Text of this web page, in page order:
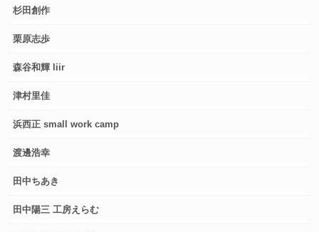
杉田創作
栗原志歩
森谷和輝 liir
津村里佳
浜西正 small work camp
渡邊浩幸
田中ちあき
田中陽三 工房えらむ